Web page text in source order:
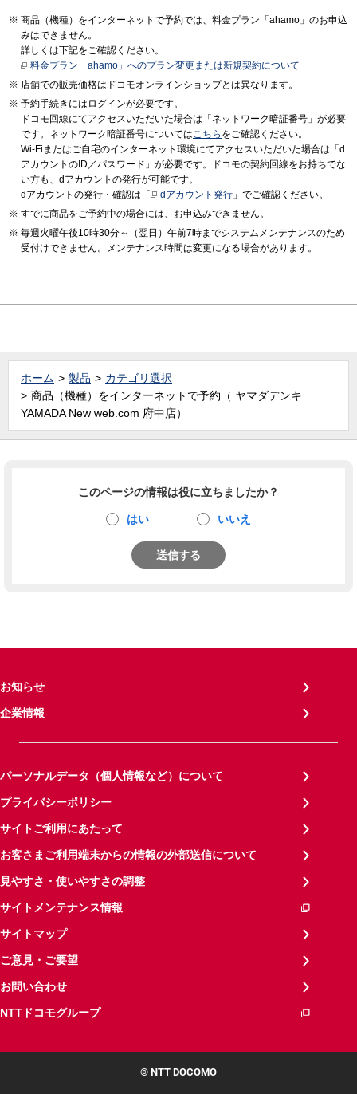
商品（機種）をインターネットで予約では、料金プラン「ahamo」のお申込
みはできません。
詳しくは下記をご確認ください。
料金プラン「ahamo」へのプラン変更または新規契約について
店舗での販売価格はドコモオンラインショップとは異なります。
予約手続きにはログインが必要です。
ドコモ回線にてアクセスいただいた場合は「ネットワーク暗証番号」が必要
です。ネットワーク暗証番号についてはこちら をご確認ください。
Wi-Fiまたはご自宅のインターネット環境にてアクセスいただいた場合は「d
アカウントのID／パスワード」が必要です。ドコモの契約回線をお持ちでな
い方も、dアカウントの発行が可能です。
dアカウントの発行・確認は「
dアカウント発行 」でご確認ください。
すでに商品をご予約中の場合には、お申込みできません。
毎週火曜午後10時30分～（翌日）午前7時までシステムメンテナンスのため
受付けできません。メンテナンス時間は変更になる場合があります。
ホーム 製品
カテゴリ選択
商品（機種）をインターネットで予約（ ヤマダデンキ
YAMADA New web.com 府中店）
このページの情報は役に立ちましたか？
はい いいえ
送信する
お知らせ
企業情報
パーソナルデータ（個人情報など）について
プライバシーポリシー
サイトご利用にあたって
お客さまご利用端末からの情報の外部送信について
見やすさ・使いやすさの調整
サイトメンテナンス情報
サイトマップ
ご意見・ご要望
お問い合わせ
NTTドコモグループ
© NTT DOCOMO